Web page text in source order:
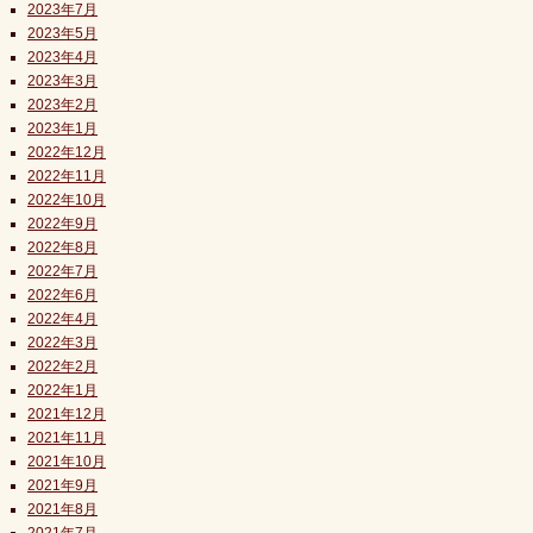
2023年7月
2023年5月
2023年4月
2023年3月
2023年2月
2023年1月
2022年12月
2022年11月
2022年10月
2022年9月
2022年8月
2022年7月
2022年6月
2022年4月
2022年3月
2022年2月
2022年1月
2021年12月
2021年11月
2021年10月
2021年9月
2021年8月